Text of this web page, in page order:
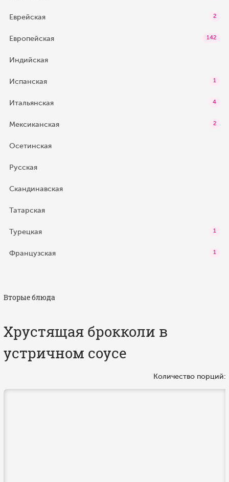
Еврейская 2
Европейская 142
Индийская
Испанская 1
Итальянская 4
Мексиканская 2
Осетинская
Русская
Скандинавская
Татарская
Турецкая 1
Французская 1
Вторые блюда
Хрустящая брокколи в
устричном соусе
Количество порций: